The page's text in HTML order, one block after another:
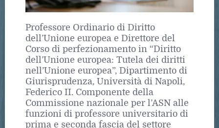
Professore Ordinario di Diritto
dell’Unione europea e Direttore del
Corso di perfezionamento in “Diritto
dell’Unione europea: Tutela dei diritti
nell’Unione europea”, Dipartimento di
Giurisprudenza, Università di Napoli,
Federico II. Componente della
Commissione nazionale per l’ASN alle
funzioni di professore universitario di
prima e seconda fascia del settore